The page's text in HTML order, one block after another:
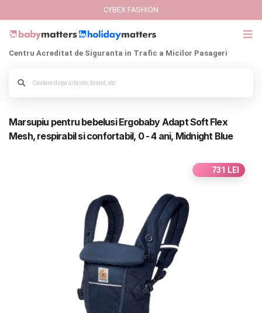
Italbaby Collections
SCAUNE AUTO
SCOICI AUTO
LA PLIMBARE
CAMERA COPILULUI
CYBEX FASHION
Centru Acreditat de Siguranta in Trafic a Micilor Pasageri
Marsupiu pentru bebelusi Ergobaby Adapt Soft Flex
Mesh, respirabil si confortabil, 0 - 4 ani, Midnight Blue
731 LEI